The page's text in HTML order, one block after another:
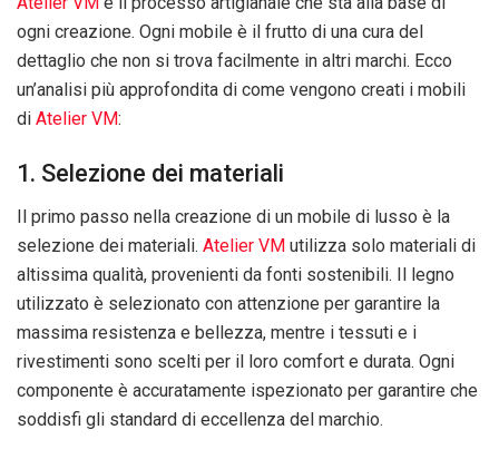
ogni creazione. Ogni mobile è il frutto di una cura del
dettaglio che non si trova facilmente in altri marchi. Ecco
un’analisi più approfondita di come vengono creati i mobili
di Atelier VM:
1. Selezione dei materiali
Il primo passo nella creazione di un mobile di lusso è la
selezione dei materiali. Atelier VM utilizza solo materiali di
altissima qualità, provenienti da fonti sostenibili. Il legno
utilizzato è selezionato con attenzione per garantire la
massima resistenza e bellezza, mentre i tessuti e i
rivestimenti sono scelti per il loro comfort e durata. Ogni
componente è accuratamente ispezionato per garantire che
soddisfi gli standard di eccellenza del marchio.